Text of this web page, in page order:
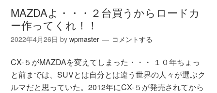
MAZDAよ・・・２台買うからロードカ
ー作ってくれ！！
2022年4月26日 bywpmaster コメントする
CX-５がMAZDAを変えてしまった・・・ １０年ちょっ
と前までは、SUVとは自分とは違う世界の人々が選ぶク
ルマだと思っていた。2012年にCX-５が発売されてから